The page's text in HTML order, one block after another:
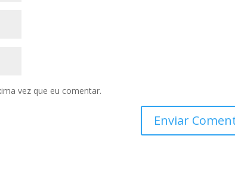
vez que eu comentar.